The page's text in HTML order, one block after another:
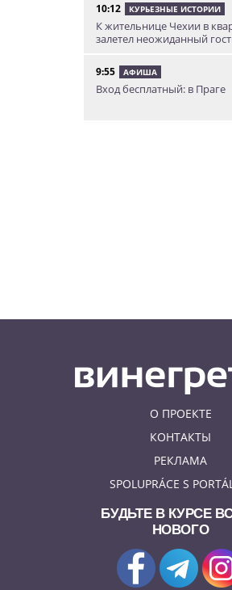
10:12 КУРЬЕЗНЫЕ ИСТОРИИ
К жительнице Чехии в
залетел неожиданный
9:55 АФИША
Вход бесплатный: в Праге
О ПРОЕКТЕ
КОНТАКТЫ
РЕКЛАМА
SPOLUPRÁCE S
БУДЬТЕ В КУРСЕ
НОВОГО